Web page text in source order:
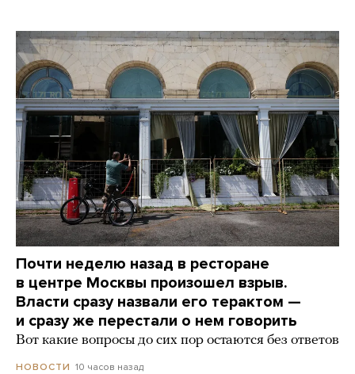
Почти неделю назад в ресторане
в центре Москвы произошел взрыв.
Власти сразу назвали его терактом —
и сразу же перестали о нем говорить
Вот какие вопросы до сих пор остаются без ответов
НОВОСТИ 10 часов назад